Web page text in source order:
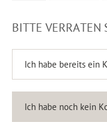
BITTE VERRATEN
Ich habe bereits ein
Ich habe noch kein